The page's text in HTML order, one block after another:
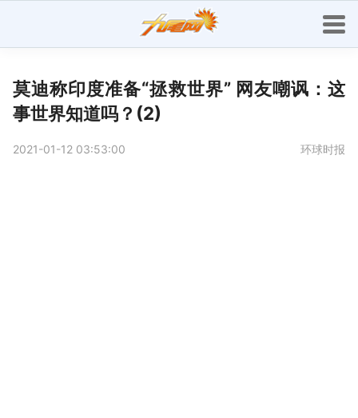
莫迪称印度准备“拯救世界” 网友嘲讽：这
事世界知道吗？(2)
2021-01-12 03:53:00 环球时报